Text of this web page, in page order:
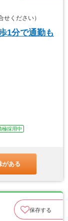
ください）
1分で通勤も
極採用中
がある
保存する